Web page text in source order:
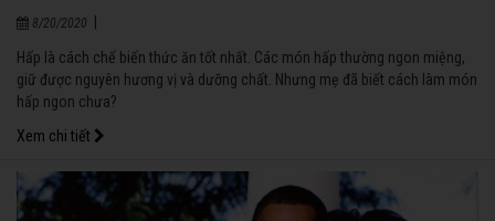
8/20/2020
Hấp là cách chế biến thức ăn tốt nhất. Các món hấp thường ngon miệng,
giữ được nguyên hương vị và dưỡng chất. Nhưng mẹ đã biết cách làm món
hấp ngon chưa?
Xem chi tiết